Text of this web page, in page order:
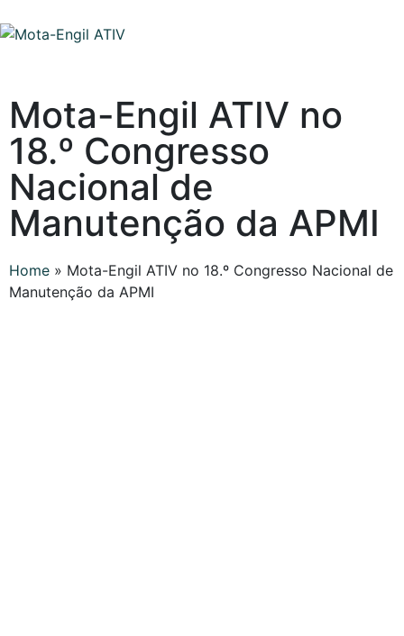
Mota-Engil ATIV no
18.º Congresso
Nacional de
Manutenção da APMI
Home » Mota-Engil ATIV no 18.º Congresso Nacional de
Manutenção da APMI